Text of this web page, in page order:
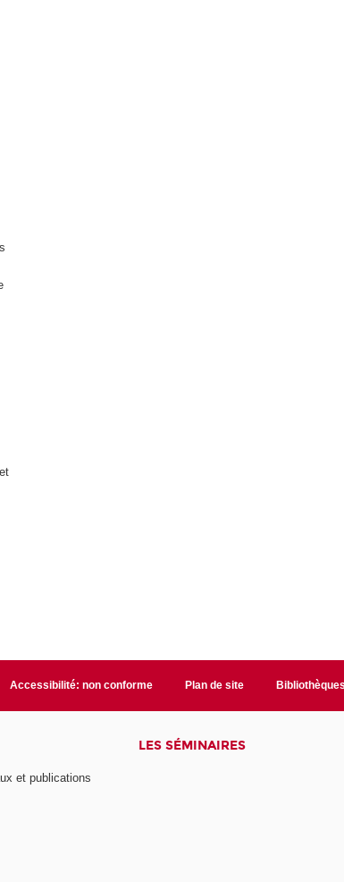
Accessibilité: non conforme Plan de site Bibliothèques
et publications
LES SÉMINAIRES